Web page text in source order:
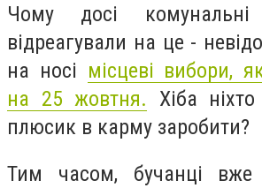
Чому досі
відреагували на це -
на носі місцеві вибори,
на 25 жовтня. Хіба
плюсик в карму заробити?
Тим часом, бучанці вже